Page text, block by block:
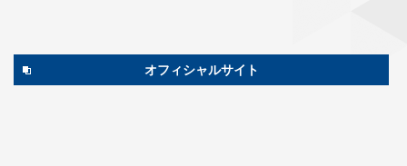
オフィシャルサイト